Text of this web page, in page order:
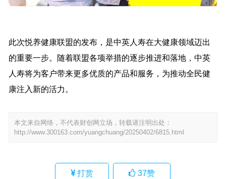
此次悦养健康联盟的发布，是中英人寿在大健康领域迈出
的重要一步。随着联盟各项举措的逐步推进和落地，中英
人寿将为客户带来更多优质的产品和服务，为推动全民健
康注入新的活力。
本文来自网络，不代表财创网立场，转载请注明出处：
http://www.300163.com/yuangchuang/20250402/6815.html
打赏 37赞